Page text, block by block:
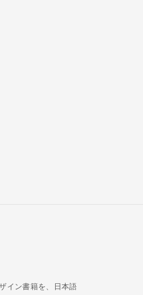
イン書籍を、日本語